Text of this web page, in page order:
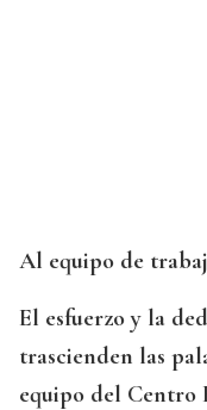
Al equipo de
El esfuerzo y la
trascienden las
equipo del Centro